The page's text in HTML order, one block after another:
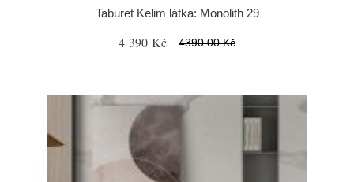
Taburet Kelim látka: Monolith 29
4 390 Kč 4390.00 Kč